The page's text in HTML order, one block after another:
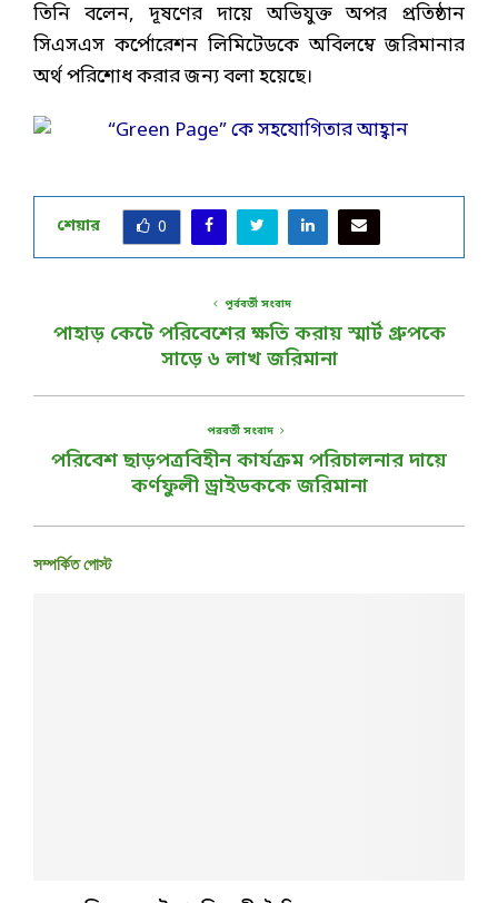
তিনি বলেন, দূষণের দায়ে অভিযুক্ত অপর প্রতিষ্ঠান
সিএসএস কর্পোরেশন লিমিটেডকে অবিলম্বে জরিমানার
অর্থ পরিশোধ করার জন্য বলা হয়েছে।
শেয়ার 0
পূর্ববর্তী সংবাদ
পাহাড় কেটে পরিবেশের ক্ষতি করায় স্মার্ট গ্রুপকে
সাড়ে ৬ লাখ জরিমানা
পরবর্তী সংবাদ
পরিবেশ ছাড়পত্রবিহীন কার্যক্রম পরিচালনার দায়ে
কর্ণফুলী ড্রাইডককে জরিমানা
সম্পর্কিত পোস্ট